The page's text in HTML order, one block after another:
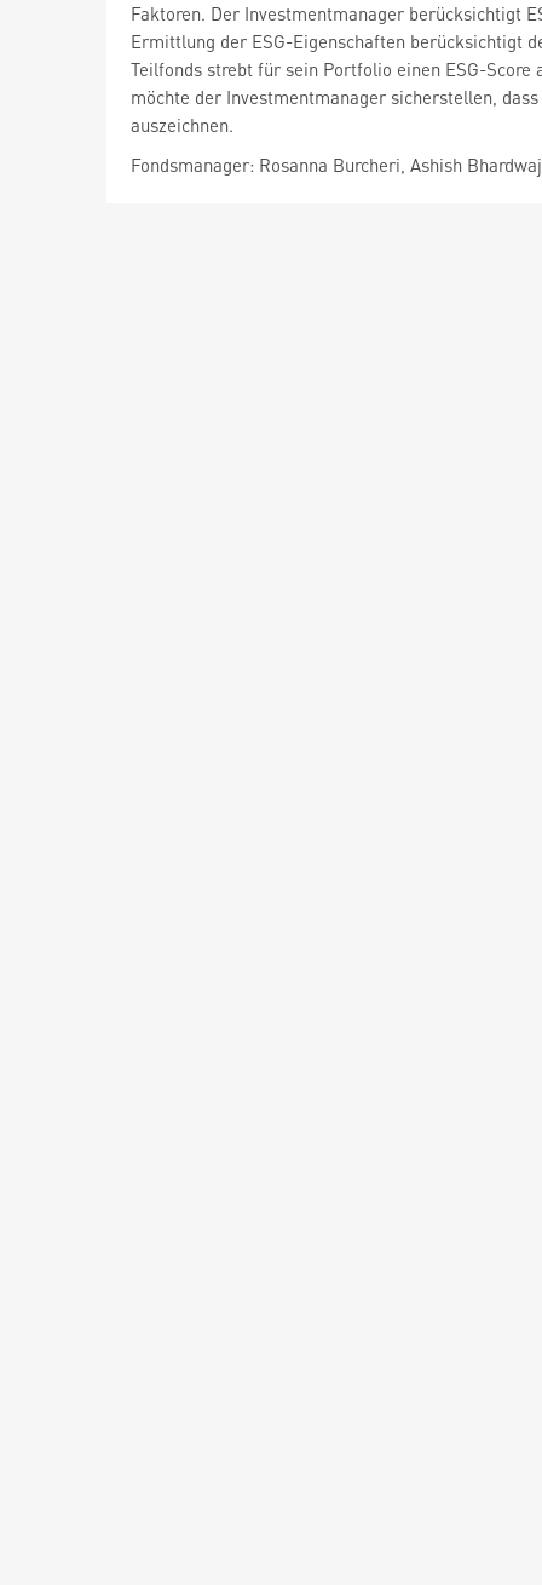
Faktoren. Der Investmentmanager berücksichtigt
Ermittlung der ESG-Eigenschaften berücksichtigt
Teilfonds strebt für sein Portfolio einen ESG-
möchte der Investmentmanager sicherstellen,
auszeichnen.
Fondsmanager: Rosanna Burcheri, Ashish Bhardwaj